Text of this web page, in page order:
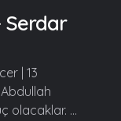
Serdar
| 13
olacaklar. ...